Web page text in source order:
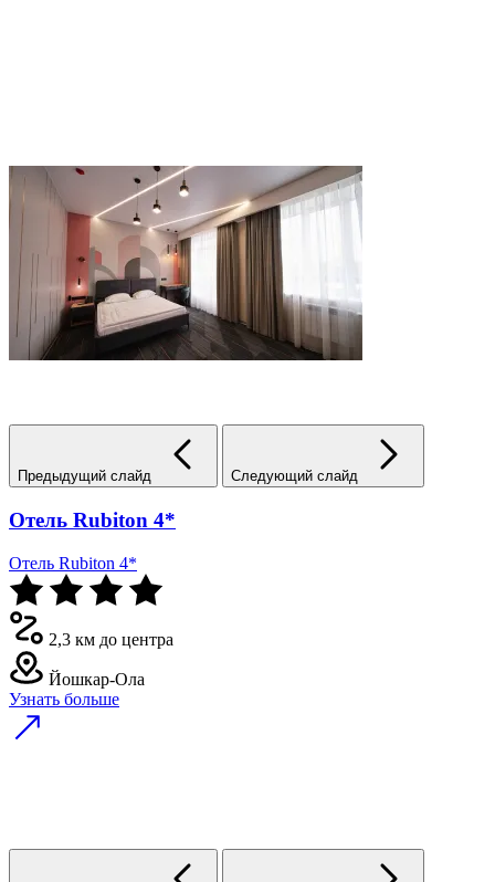
Предыдущий слайд Следующий слайд
Отель Rubiton 4*
Отель Rubiton 4*
2,3 км до центра
Йошкар-Ола
Узнать больше